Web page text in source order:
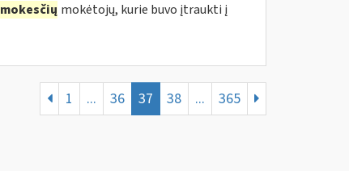
mokesčių mokėtojų, kurie buvo įtraukti į
1 ... 36 37 38 ... 365